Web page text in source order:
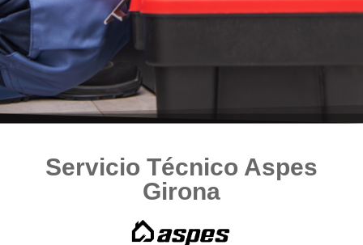
Servicio Técnico Aspes
Girona